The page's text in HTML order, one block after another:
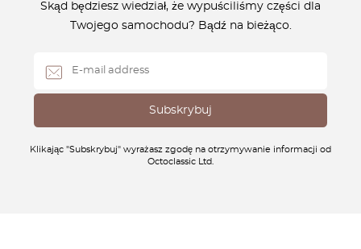
Skąd będziesz wiedział, że wypuściliśmy części dla
Twojego samochodu? Bądź na bieżąco.
Klikając "Subskrybuj" wyrażasz zgodę na otrzymywanie informacji od
Octoclassic Ltd.